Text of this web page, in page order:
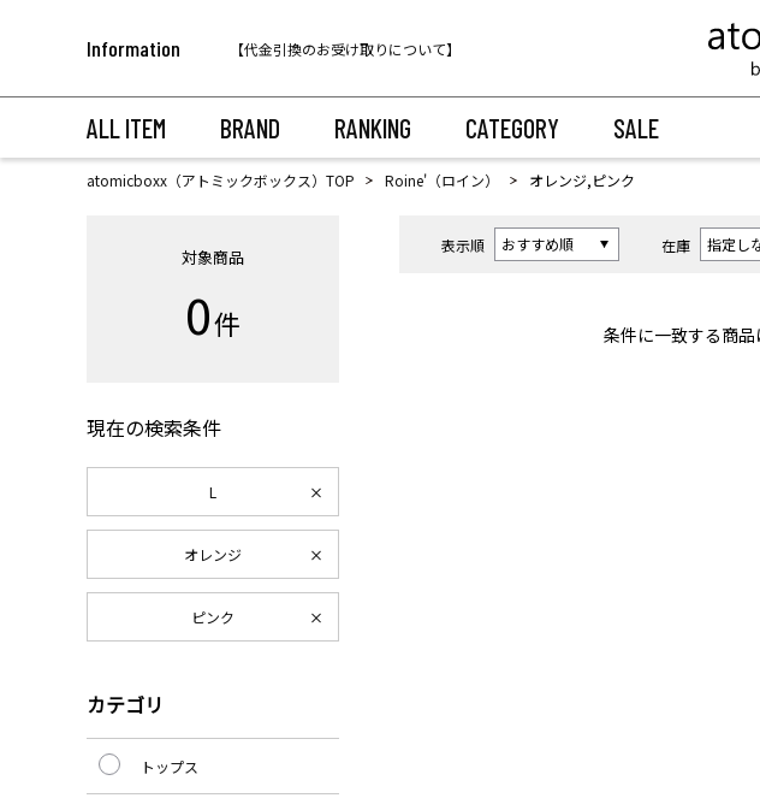
Information
【代金引換のお受け取りについて】
【重要】予約商品のお支払い方法（代金引換）変更に関するお知らせ
ALL ITEM BRAND RANKING CATEGORY SALE
atomicboxx（アトミックボックス）TOP Roine'（ロイン） オレンジ,ピンク
表示順 在庫
条件に一致する商品
対象商品
0件
現在の検索条件
L
オレンジ
ピンク
カテゴリ
トップス